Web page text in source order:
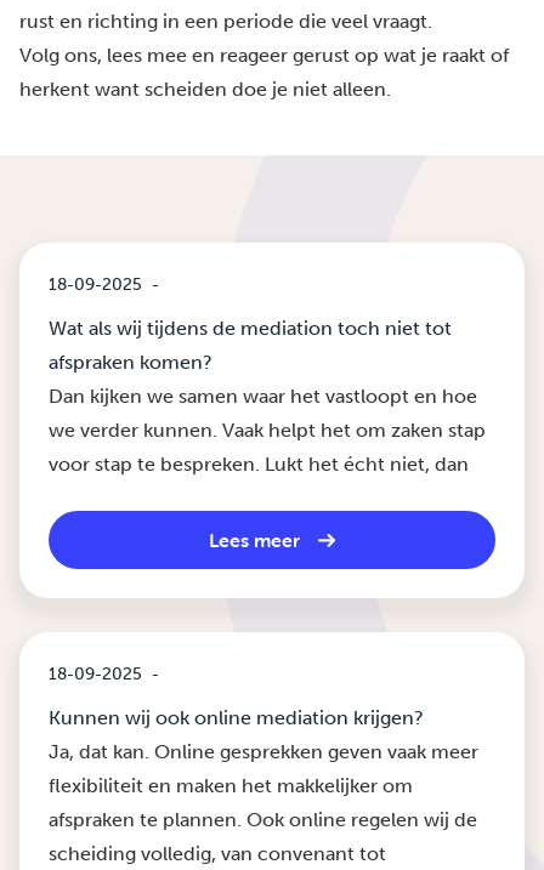
rust en richting in een periode die veel vraagt.
Volg ons, lees mee en reageer gerust op wat je raakt of
herkent want scheiden doe je niet alleen.
18-09-2025 -
Wat als wij tijdens de mediation toch niet tot
afspraken komen?
Dan kijken we samen waar het vastloopt en hoe
we verder kunnen. Vaak helpt het om zaken stap
voor stap te bespreken. Lukt het écht niet, dan
Lees meer
18-09-2025 -
Kunnen wij ook online mediation krijgen?
Ja, dat kan. Online gesprekken geven vaak meer
flexibiliteit en maken het makkelijker om
afspraken te plannen. Ook online regelen wij de
scheiding volledig, van convenant tot